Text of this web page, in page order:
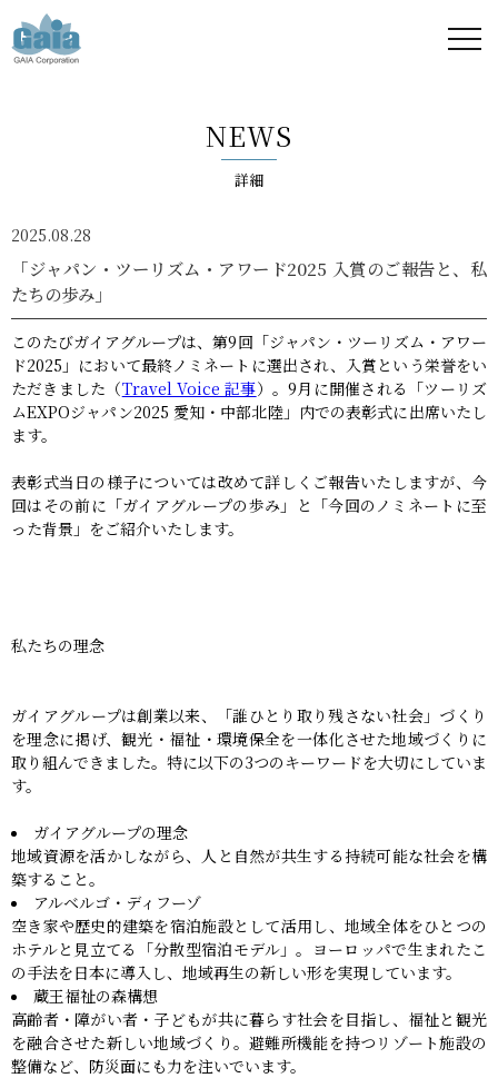
ア -
GAIA
Corporation
-
NEWS
詳細
2025.08.28
「ジャパン・ツーリズム・アワード2025 入賞のご報告と、私
たちの歩み」
このたびガイアグループは、第9回「ジャパン・ツーリズム・アワー
ド2025」において最終ノミネートに選出され、入賞という栄誉をい
ただきました（Travel Voice 記事）。9月に開催される「ツーリズ
ムEXPOジャパン2025 愛知・中部北陸」内での表彰式に出席いたし
ます。
表彰式当日の様子については改めて詳しくご報告いたしますが、今
回はその前に「ガイアグループの歩み」と「今回のノミネートに至
った背景」をご紹介いたします。
私たちの理念
ガイアグループは創業以来、「誰ひとり取り残さない社会」づくり
を理念に掲げ、観光・福祉・環境保全を一体化させた地域づくりに
取り組んできました。特に以下の3つのキーワードを大切にしていま
す。
ガイアグループの理念
地域資源を活かしながら、人と自然が共生する持続可能な社会を構
築すること。
アルベルゴ・ディフーゾ
空き家や歴史的建築を宿泊施設として活用し、地域全体をひとつの
ホテルと見立てる「分散型宿泊モデル」。ヨーロッパで生まれたこ
の手法を日本に導入し、地域再生の新しい形を実現しています。
蔵王福祉の森構想
高齢者・障がい者・子どもが共に暮らす社会を目指し、福祉と観光
を融合させた新しい地域づくり。避難所機能を持つリゾート施設の
整備など、防災面にも力を注いでいます。